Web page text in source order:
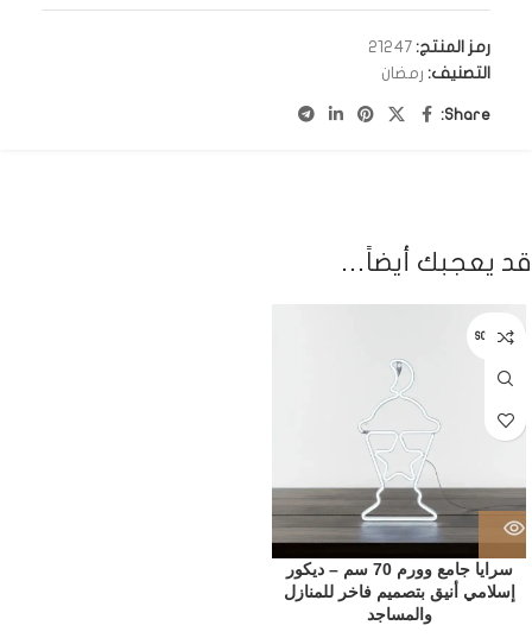
رمز المنتج: 21247
التصنيف: رمضان
Share:
قد يعجبك أيضاً…
SOLD OUT
سرايا جامع وورم 70 سم – ديكور
إسلامي أنيق بتصميم فاخر للمنازل
والمساجد